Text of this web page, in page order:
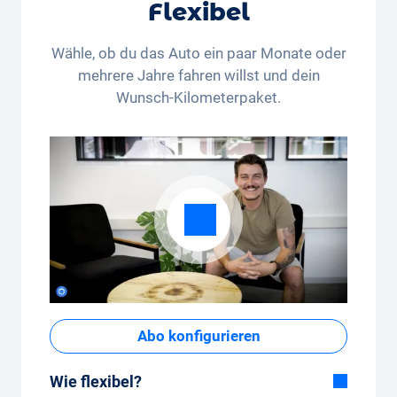
Flexibel
Wähle, ob du das Auto ein paar Monate oder
mehrere Jahre fahren willst und dein
Wunsch-Kilometerpaket.
Abo konfigurieren
Wie flexibel?